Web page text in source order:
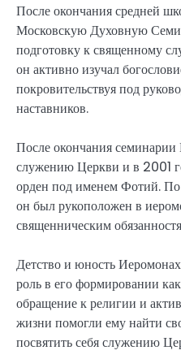
После окончания средней
Московскую Духовную
подготовку к священному
он активно изучал
покровительствуя под
наставников.
После окончания семинарии
служению Церкви и в 2001
орден под именем Фотий.
он был рукоположен в
священническим
Детство и юность
роль в его формировании
обращение к религии и
жизни помогли ему найти
посвятить себя служению